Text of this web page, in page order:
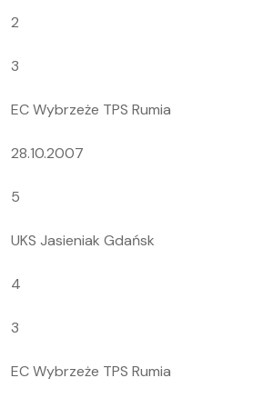
2
3
EC Wybrzeże TPS Rumia
28.10.2007
5
UKS Jasieniak Gdańsk
4
3
EC Wybrzeże TPS Rumia